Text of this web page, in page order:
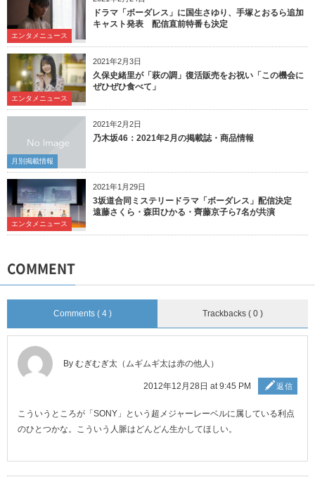
エンタメニュース
ドラマ「ボーダレス」に国生さゆり、手塚とおるら追加
キャスト発表 配信直前特番も決定
2021年2月3日
エンタメニュース
久保史緒里が「萩の調」復活販売をお祝い「この機会に
ぜひぜひ食べて」
2021年2月2日
月別掲載情報
乃木坂46：2021年2月の掲載誌・商品情報
2021年1月29日
エンタメニュース
3坂道合同ミステリードラマ「ボーダレス」配信決定
遠藤さくら・森田ひかる・齊藤京子ら7名が共演
COMMENT
Comments ( 4 ) Trackbacks ( 0 )
By むぎむぎ太（ムギムギ太は赤の他人）
2012年12月28日 at 9:45 PM 返信
こういうところが「SONY」という超メジャーレーベルに属している利点
のひとつかな。こういう人脈はどんどん生かしてほしい。